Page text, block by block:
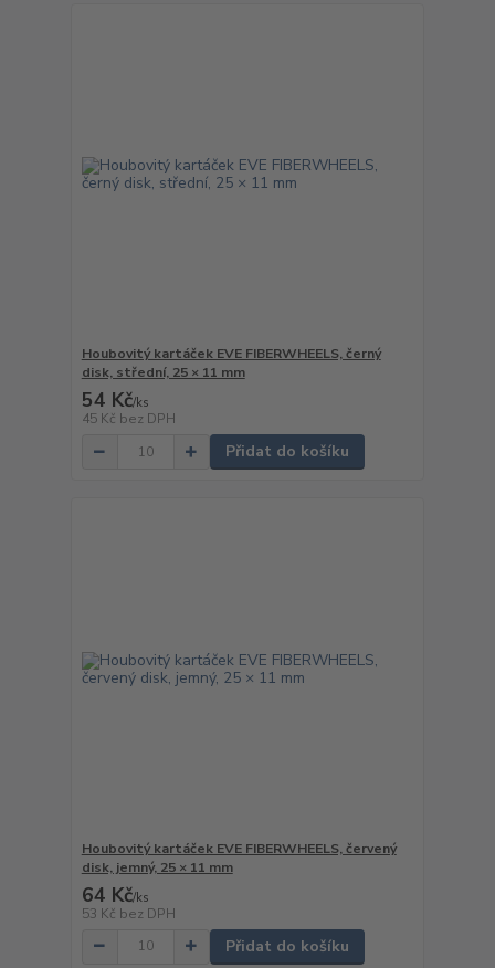
Houbovitý kartáček EVE FIBERWHEELS, černý
disk, střední, 25 × 11 mm
54 Kč/ks
45 Kč bez DPH
Přidat do košíku
Houbovitý kartáček EVE FIBERWHEELS, červený
disk, jemný, 25 × 11 mm
64 Kč/ks
53 Kč bez DPH
Přidat do košíku